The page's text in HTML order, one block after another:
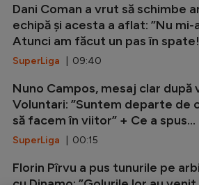
Dani Coman a vrut să schimbe
echipă și acesta a aflat: ”Nu mi-
Atunci am făcut un pas în
SuperLiga | 09:40
Nuno Campos, mesaj clar după
Voluntari: ”Suntem departe de
să facem în viitor” + Ce a spus...
SuperLiga | 00:15
Florin Pîrvu a pus tunurile pe